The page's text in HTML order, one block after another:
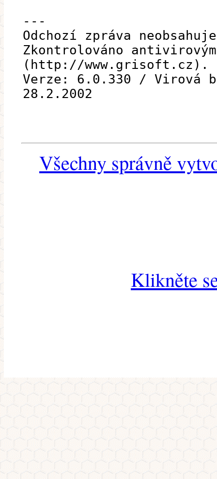
---
Odchozí zpráva
Zkontrolováno antivirovým
(http://www.grisoft.cz).
Verze: 6.0.330 / Virová
28.2.2002
Všechny správně
Klikněte